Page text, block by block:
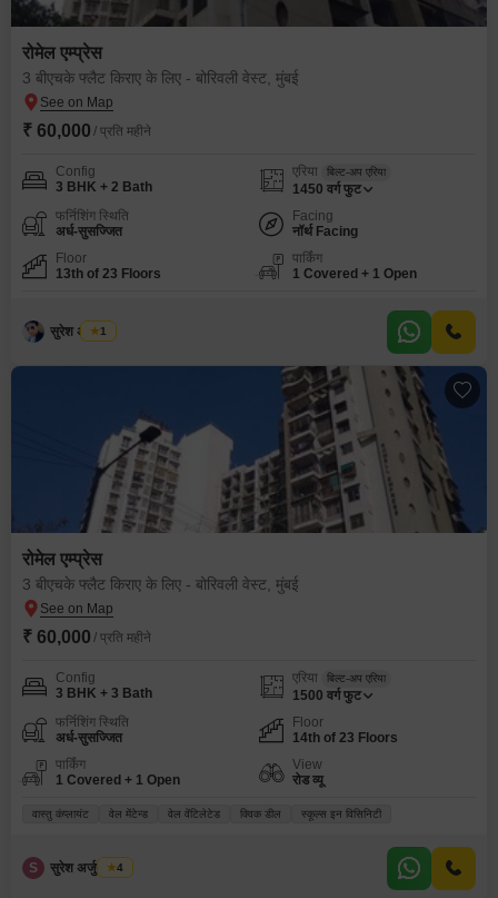
रोमेल एम्प्रेस
3 बीएचके फ्लैट किराए के लिए - बोरिवली वेस्ट, मुंबई
₹ 60,000 / प्रति महीने
Config
3 BHK + 2 Bath
एरिया बिल्ट-अप एरिया
1450 वर्ग फुट
फर्निशिंग स्थिति
अर्ध-सुसज्जित
Facing
नॉर्थ Facing
Floor
13th of 23 Floors
पार्किंग
1 Covered + 1 Open
सुरेश अ तायडे
1
रोमेल एम्प्रेस
3 बीएचके फ्लैट किराए के लिए - बोरिवली वेस्ट, मुंबई
₹ 60,000 / प्रति महीने
Config
3 BHK + 3 Bath
एरिया बिल्ट-अप एरिया
1500 वर्ग फुट
फर्निशिंग स्थिति
अर्ध-सुसज्जित
Floor
14th of 23 Floors
पार्किंग
1 Covered + 1 Open
View
रोड व्यू
वास्तु कंप्लायंट वेल मेंटेन्ड वेल वेंटिलेटेड क्विक डील स्कूल्स इन विसिनिटी
S सुरेश अर्जुन तायडे
4